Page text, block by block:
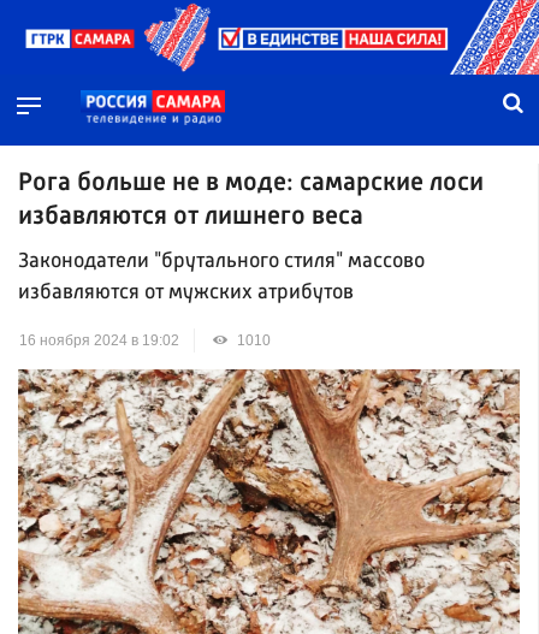
Рога больше не в моде: самарские лоси
избавляются от лишнего веса
Законодатели "брутального стиля" массово
избавляются от мужских атрибутов
16 ноября 2024 в 19:02 1010